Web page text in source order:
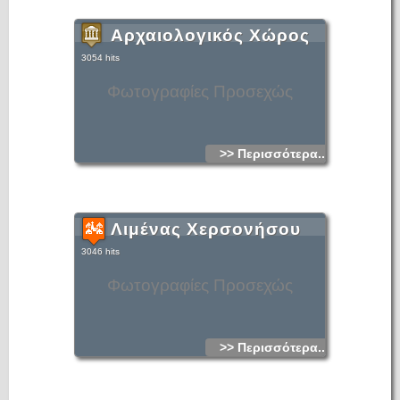
Φωτογραφίες Προσεχώς
Αρχαιολογικός Χώρος
3054 hits
>> Περισσότερα...
Φωτογραφίες Προσεχώς
Λιμένας Χερσονήσου
3046 hits
>> Περισσότερα...